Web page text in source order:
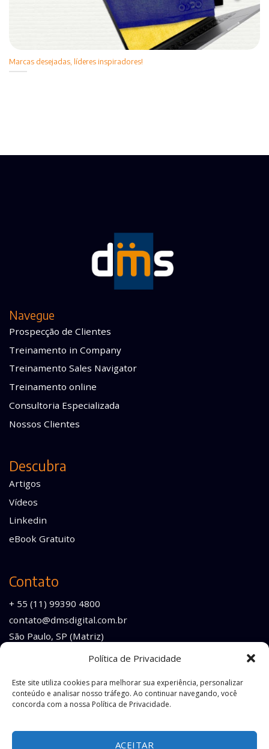
Política de Privacidade
Este site utiliza cookies para melhorar sua experiência, personalizar
conteúdo e analisar nosso tráfego. Ao continuar navegando, você
concorda com a nossa Política de Privacidade.
ACEITAR
Marcas desejadas, líderes inspiradores!
Navegue
Prospecção de Clientes
Treinamento in Company
Treinamento Sales Navigator
Treinamento online
Consultoria Especializada
Nossos Clientes
Descubra
Artigos
Vídeos
Linkedin
eBook Gratuito
Contato
+ 55 (11) 99390 4800
contato@dmsdigital.com.br
São Paulo, SP (Matriz)